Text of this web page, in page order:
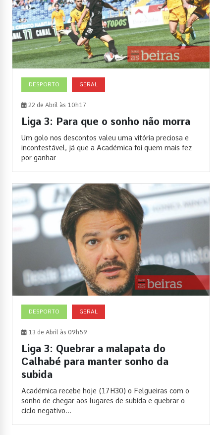
DESPORTO GERAL
22 de Abril às 10h17
Liga 3: Para que o sonho não morra
Um golo nos descontos valeu uma vitória preciosa e
incontestável, já que a Académica foi quem mais fez
por ganhar
DESPORTO GERAL
13 de Abril às 09h59
Liga 3: Quebrar a malapata do
Calhabé para manter sonho da
subida
Académica recebe hoje (17H30) o Felgueiras com o
sonho de chegar aos lugares de subida e quebrar o
ciclo negativo...